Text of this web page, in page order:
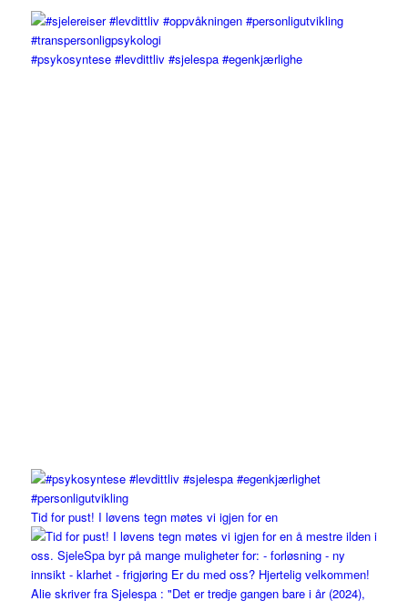
#psykosyntese #levdittliv #sjelespa #egenkjærlighe
Tid for pust! I løvens tegn møtes vi igjen for en